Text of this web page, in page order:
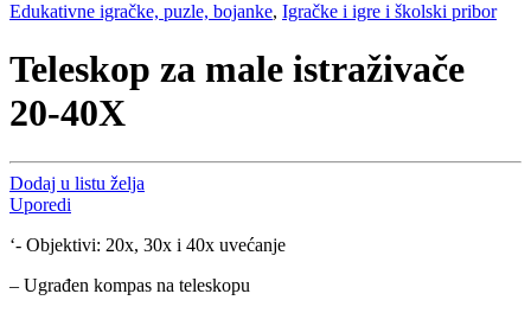
Edukativne igračke, puzle, bojanke, Igračke i igre i školski pribor
Teleskop za male istraživače
20-40X
Dodaj u listu želja
Uporedi
‘- Objektivi: 20x, 30x i 40x uvećanje
– Ugrađen kompas na teleskopu